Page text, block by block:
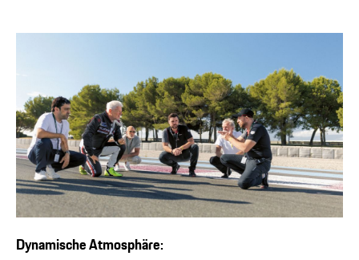
Dynamische Atmosphäre: